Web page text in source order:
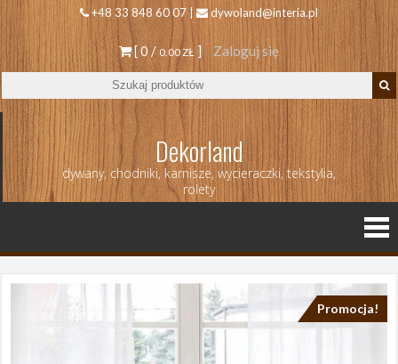
+48 33 848 60 07 | dywoland@interia.pl
[ 0 /0.00 ZŁ ] Zaloguj się
Dekorland
dywany, chodniki, karnisze, wycieraczki, tekstylia,
rolety
Promocja!